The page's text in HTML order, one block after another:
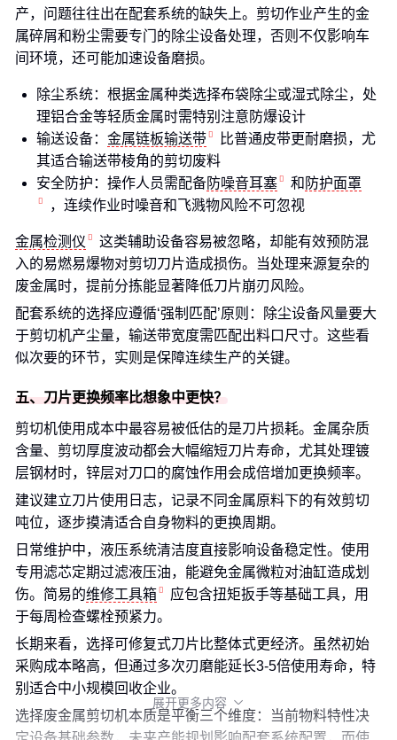
产，问题往往出在配套系统的缺失上。剪切作业产生的金
属碎屑和粉尘需要专门的除尘设备处理，否则不仅影响车
间环境，还可能加速设备磨损。
除尘系统：根据金属种类选择布袋除尘或湿式除尘，处
理铝合金等轻质金属时需特别注意防爆设计
输送设备： 金属链板输送带
比普通皮带更耐磨损，尤
其适合输送带棱角的剪切废料
安全防护：操作人员需配备防噪音耳塞 和 防护面罩
，连续作业时噪音和飞溅物风险不可忽视
金属检测仪
这类辅助设备容易被忽略，却能有效预防混
入的易燃易爆物对剪切刀片造成损伤。当处理来源复杂的
废金属时，提前分拣能显著降低刀片崩刃风险。
配套系统的选择应遵循‘强制匹配’原则：除尘设备风量要大
于剪切机产尘量，输送带宽度需匹配出料口尺寸。这些看
似次要的环节，实则是保障连续生产的关键。
五、刀片更换频率比想象中更快？
剪切机使用成本中最容易被低估的是刀片损耗。金属杂质
含量、剪切厚度波动都会大幅缩短刀片寿命，尤其处理镀
层钢材时，锌层对刀口的腐蚀作用会成倍增加更换频率。
建议建立刀片使用日志，记录不同金属原料下的有效剪切
吨位，逐步摸清适合自身物料的更换周期。
日常维护中，液压系统清洁度直接影响设备稳定性。使用
专用滤芯定期过滤液压油，能避免金属微粒对油缸造成划
伤。简易的维修工具箱
应包含扭矩扳手等基础工具，用
于每周检查螺栓预紧力。
长期来看，选择可修复式刀片比整体式更经济。虽然初始
采购成本略高，但通过多次刃磨能延长3-5倍使用寿命，特
别适合中小规模回收企业。
选择废金属剪切机本质是平衡三个维度：当前物料特性决
展开更多内容 